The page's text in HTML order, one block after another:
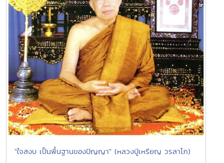
"ใจสงบ เป็นพื้นฐานของปัญญา" (หลวงปู่เหรียญ วรลาโภ)